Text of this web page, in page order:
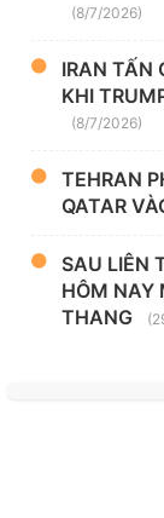
(8/7/2026)
IRAN TẤN
KHI
(8/7/2026)
TEHRAN
QATAR
SAU LIÊN
HÔM NAY
THANG